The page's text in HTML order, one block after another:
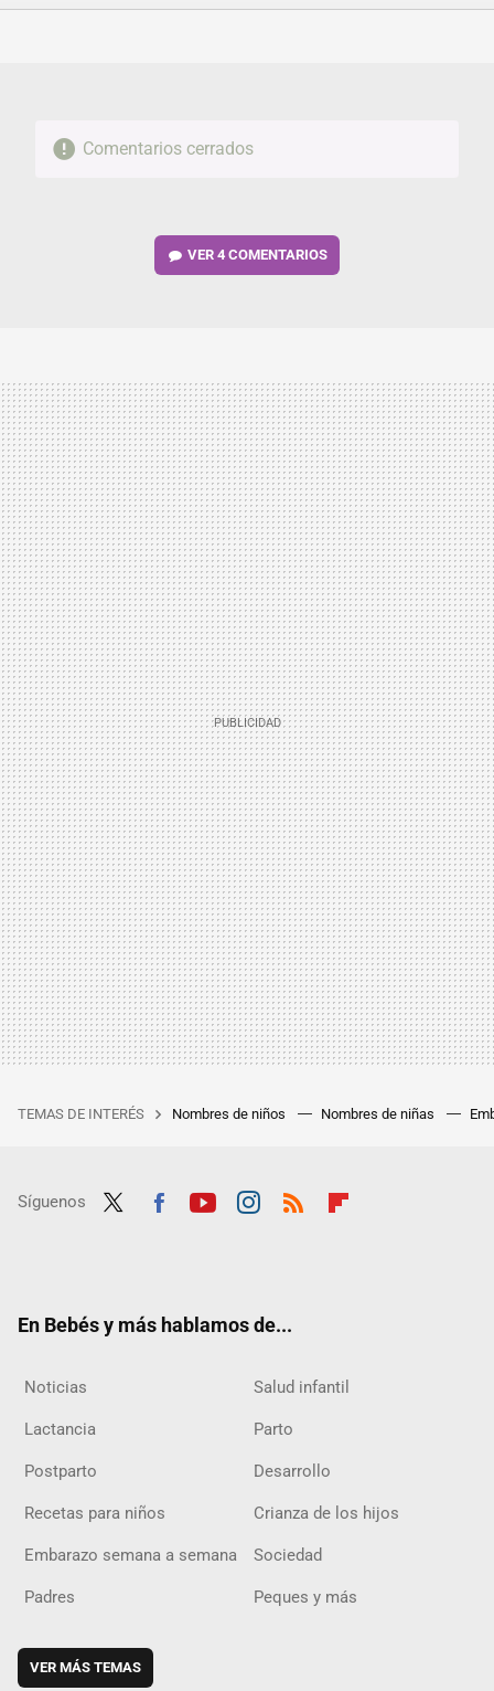
FACEBOOKTWITTERFLIPBOARD
E-
WHATSAPP
Comentarios cerrados
VER4 COMENTARIOS
TEMAS DE INTERÉS Nombres de niños Nombres de niñas
Síguenos
En Bebés y más hablamos de...
Noticias Salud infantil
Lactancia Parto
Postparto Desarrollo
Recetas para niños Crianza de los hijos
Embarazo semana a semana Sociedad
Padres Peques y más
VER MÁS TEMAS